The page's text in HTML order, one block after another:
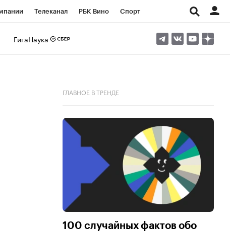
Телеканал РБК Вино Спорт
ГигаНаука
ГЛАВНОЕ В ТРЕНДЕ
100 случайных фактов обо